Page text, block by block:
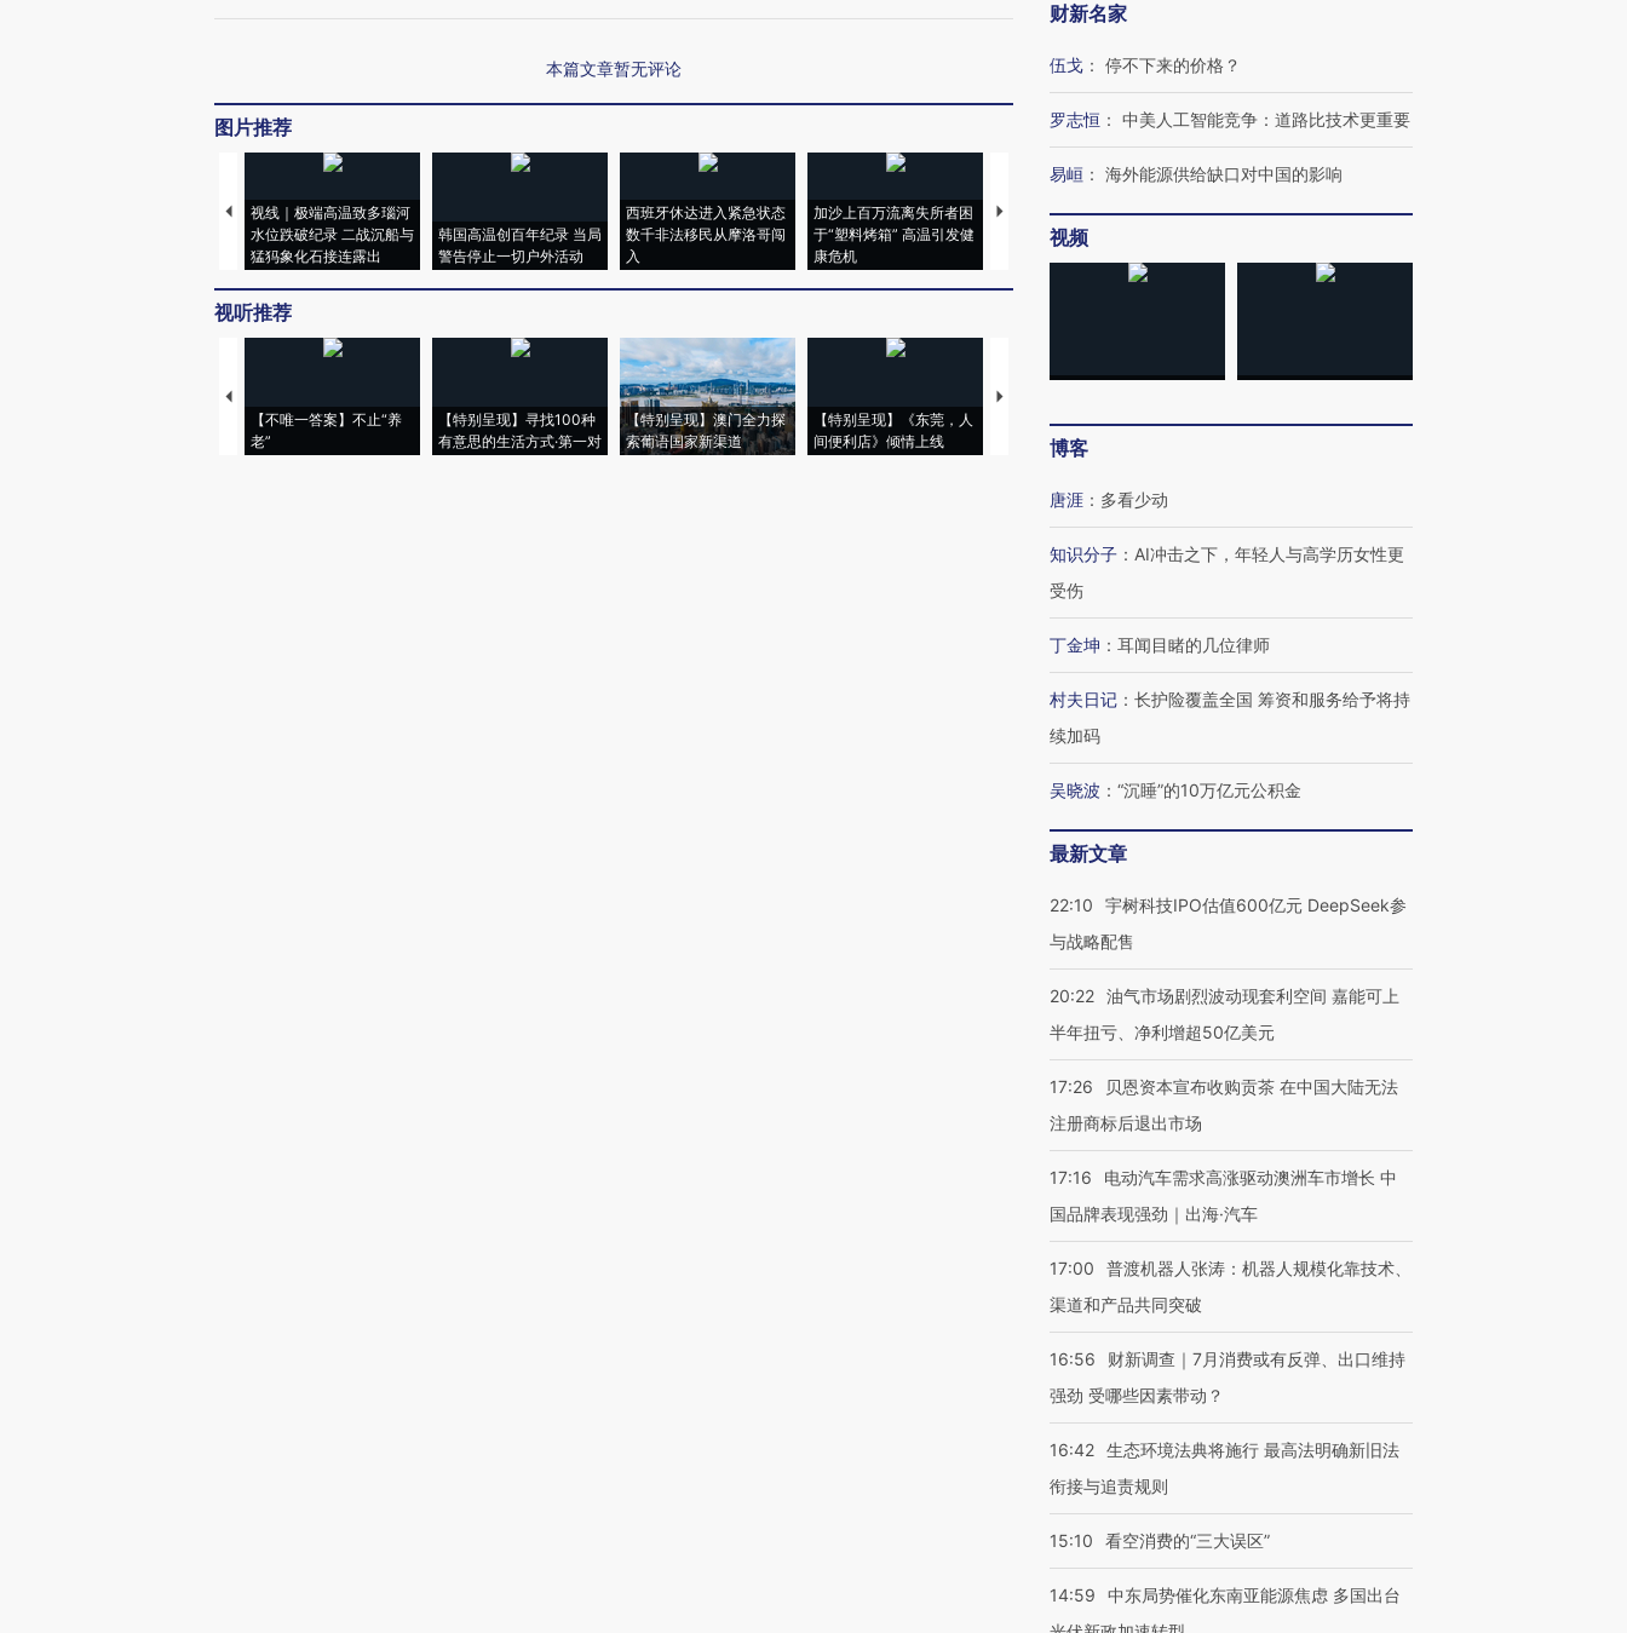
本篇文章暂无评论
图片推荐
视线｜极端高温致多瑙河
水位跌破纪录 二战沉船与
猛犸象化石接连露出
韩国高温创百年纪录 当局
警告停止一切户外活动
西班牙休达进入紧急状态
数千非法移民从摩洛哥闯
入
加沙上百万流离失所者困
于“塑料烤箱” 高温引发健
康危机
视线｜HYROX的吸金
术：是什么让中产们甘
马航飞行员跨国走私7万
视线｜被称为“蟑螂”的印
视听推荐
【不唯一答案】不止“养
老”
【特别呈现】寻找100种
有意思的生活方式·第一对
【特别呈现】澳门全力探
索葡语国家新渠道
【特别呈现】《东莞，人
间便利店》倾情上线
【推广】走进第四届链博
会，让数智科技“链”接产
【特别呈现】寻找100种
CFO：不靠规模取胜，华
财新名家
伍戈 ： 停不下来的价格？
罗志恒 ： 中美人工智能竞争：道路比技术更重要
易峘 ： 海外能源供给缺口对中国的影响
视频
博客
唐涯 ： 多看少动
知识分子 ： AI冲击之下，年轻人与高学历女性更
受伤
丁金坤 ： 耳闻目睹的几位律师
村夫日记 ： 长护险覆盖全国 筹资和服务给予将持
续加码
吴晓波 ： “沉睡”的10万亿元公积金
最新文章
22:10
宇树科技IPO估值600亿元 DeepSeek参
与战略配售
20:22 油气市场剧烈波动现套利空间 嘉能可上
半年扭亏、净利增超50亿美元
17:26
贝恩资本宣布收购贡茶 在中国大陆无法
注册商标后退出市场
17:16
电动汽车需求高涨驱动澳洲车市增长 中
国品牌表现强劲｜出海·汽车
17:00
普渡机器人张涛：机器人规模化靠技术、
渠道和产品共同突破
16:56
财新调查｜7月消费或有反弹、出口维持
强劲 受哪些因素带动？
16:42 生态环境法典将施行 最高法明确新旧法
衔接与追责规则
15:10 看空消费的“三大误区”
14:59
中东局势催化东南亚能源焦虑 多国出台